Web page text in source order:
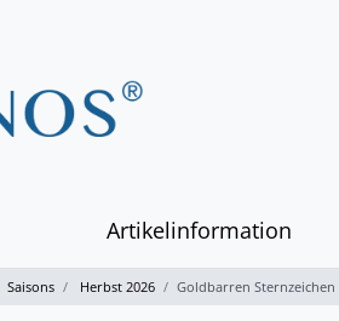
Artikelinformation
Saisons Herbst 2026 Goldbarren